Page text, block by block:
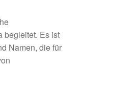
begleitet. Es ist
Namen, die für